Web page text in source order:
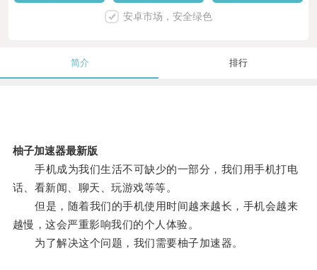
安卓市场，安全绿色
简介 排行
柚子加速器最新版
手机成为我们生活不可缺少的一部分，我们用手机打电
话、看新闻、聊天、玩游戏等等。
但是，随着我们的手机使用时间越来越长，手机会越来
越慢，这会严重影响我们的个人体验。
为了解决这个问题，我们需要柚子加速器。